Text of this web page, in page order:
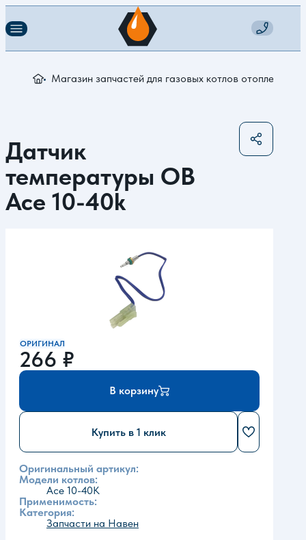
Магазин запчастей для газовых котлов отопления
Датчик
температуры ОВ
Ace 10-40k
ОРИГИНАЛ
266 ₽
В корзину
Купить в 1 клик
Оригинальный артикул:
Модели котлов:
Ace 10-40K
Применимость:
Категория:
Запчасти на Навен